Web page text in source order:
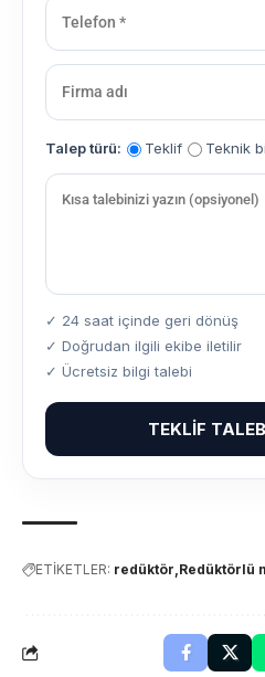
Talep türü: Teklif Teknik
✓ 24 saat içinde geri dönüş
✓ Doğrudan ilgili ekibe iletilir
✓ Ücretsiz bilgi talebi
TEKLIF
ETİKETLER: redüktör Redüktörlü